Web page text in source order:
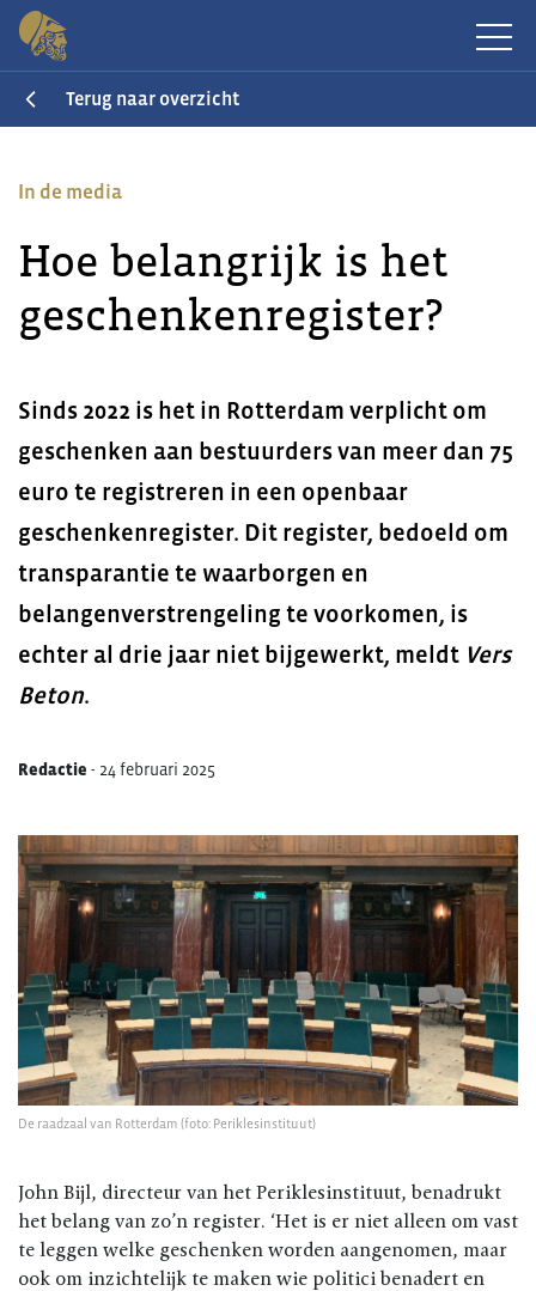
Terug naar overzicht
In de media
Hoe belangrijk is het
geschenkenregister?
Sinds 2022 is het in Rotterdam verplicht om
geschenken aan bestuurders van meer dan 75
euro te registreren in een openbaar
geschenkenregister. Dit register, bedoeld om
transparantie te waarborgen en
belangenverstrengeling te voorkomen, is
echter al drie jaar niet bijgewerkt, meldt Vers
Beton.
Redactie - 24 februari 2025
De raadzaal van Rotterdam (foto: Periklesinstituut)
John Bijl, directeur van het Periklesinstituut, benadrukt
het belang van zo’n register. ‘Het is er niet alleen om vast
te leggen welke geschenken worden aangenomen, maar
ook om inzichtelijk te maken wie politici benadert en